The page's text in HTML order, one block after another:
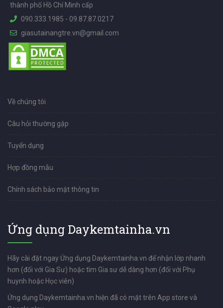
thành phố Hồ Chí Minh cấp
090.333.1985 - 09.87.87.0217
giasutainangtre.vn@gmail.com
Về chúng tôi
Câu hỏi thường gặp
Tuyển dụng
Hợp đồng mẫu
Chính sách bảo mật thông tin
Ứng dụng Daykemtainha.vn
Hãy cài đặt ngay Ứng dụng Daykemtainha.vn để nhận lớp nhanh
hơn (đối với Gia Sư) hoặc tìm Gia sư dễ dàng hơn (đối với Phụ
huynh hoặc Học viên)
Ứng dụng Daykemtainha.vn hiện đã có mặt trên App store và